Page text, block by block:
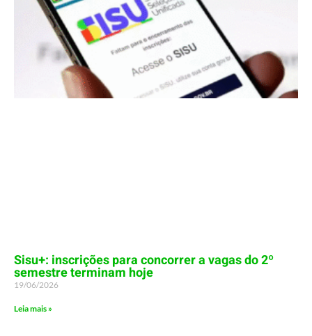
Sisu+: inscrições para concorrer a vagas do 2º
semestre terminam hoje
19/06/2026
Leia mais »